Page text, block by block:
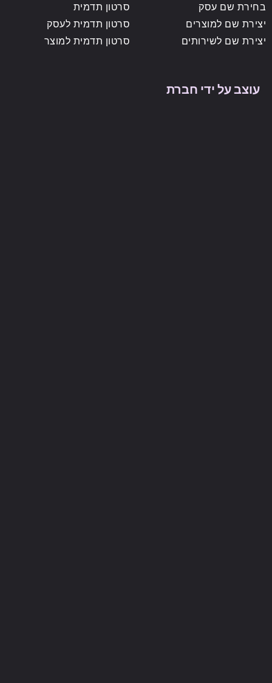
בחירת שם עסק
יצירת שם למוצרים
יצירת שם לשירותים
סרטון תדמית
סרטון תדמית לעסק
סרטון תדמית למוצר
עוצב על ידי חברת